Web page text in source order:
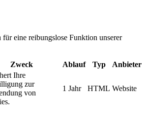
eine reibungslose Funktion unserer
Zweck Ablauf Typ Anbieter
Ihre
zur
von
1 Jahr HTML Website